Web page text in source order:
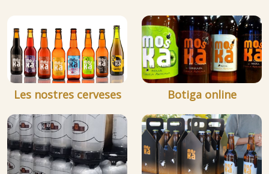
Les nostres cerveses Botiga online